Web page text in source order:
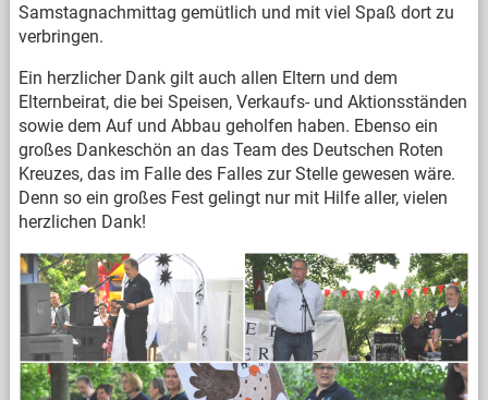
Samstagnachmittag gemütlich und mit viel Spaß dort zu
verbringen.
Ein herzlicher Dank gilt auch allen Eltern und dem
Elternbeirat, die bei Speisen, Verkaufs- und Aktionsständen
sowie dem Auf und Abbau geholfen haben. Ebenso ein
großes Dankeschön an das Team des Deutschen Roten
Kreuzes, das im Falle des Falles zur Stelle gewesen wäre.
Denn so ein großes Fest gelingt nur mit Hilfe aller, vielen
herzlichen Dank!